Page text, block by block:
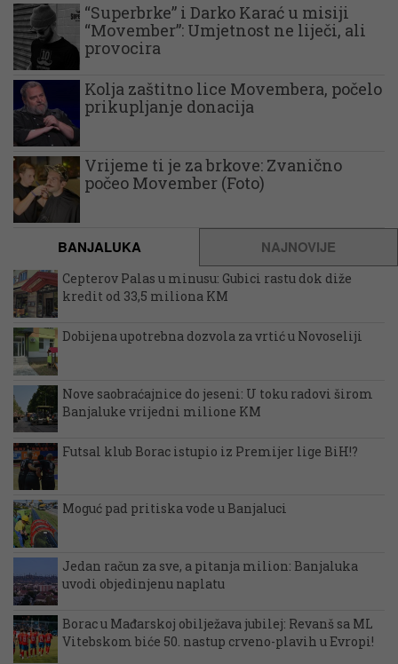
“Superbrke” i Darko Karać u misiji
“Movember”: Umjetnost ne liječi, ali
provocira
Kolja zaštitno lice Movembera, počelo
prikupljanje donacija
Vrijeme ti je za brkove: Zvanično
počeo Movember (Foto)
BANJALUKA NAJNOVIJE
Cepterov Palas u minusu: Gubici rastu dok diže
kredit od 33,5 miliona KM
Dobijena upotrebna dozvola za vrtić u Novoseliji
Nove saobraćajnice do jeseni: U toku radovi širom
Banjaluke vrijedni milione KM
Futsal klub Borac istupio iz Premijer lige BiH!?
Moguć pad pritiska vode u Banjaluci
Jedan račun za sve, a pitanja milion: Banjaluka
uvodi objedinjenu naplatu
Borac u Mađarskoj obilježava jubilej: Revanš sa ML
Vitebskom biće 50. nastup crveno-plavih u Evropi!